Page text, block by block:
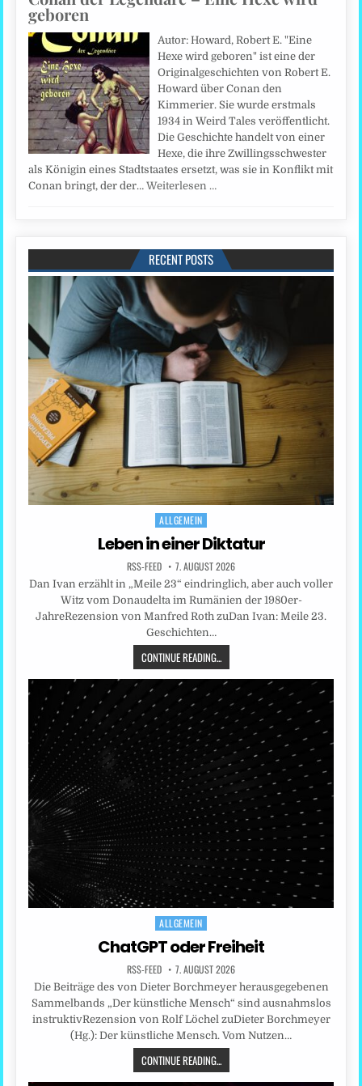
geboren
Autor: Howard, Robert E. "Eine
Hexe wird geboren" ist eine der
Originalgeschichten von Robert E.
Howard über Conan den
Kimmerier. Sie wurde erstmals
1934 in Weird Tales veröffentlicht.
Die Geschichte handelt von einer
Hexe, die ihre Zwillingsschwester
als Königin eines Stadtstaates ersetzt, was sie in Konflikt mit
Conan bringt, der der…Weiterlesen …
RECENT POSTS
Posted
ALLGEMEIN
Leben in einer Diktatur
RSS-FEED 7. AUGUST 2026
Dan Ivan erzählt in „Meile 23“ eindringlich, aber auch voller
Witz vom Donaudelta im Rumänien der 1980er-
JahreRezension von Manfred Roth zuDan Ivan: Meile 23.
Geschichten…
CONTINUE READING...
Posted
in
ALLGEMEIN
ChatGPT oder Freiheit
RSS-FEED 7. AUGUST 2026
Die Beiträge des von Dieter Borchmeyer herausgegebenen
Sammelbands „Der künstliche Mensch“ sind ausnahmslos
instruktivRezension von Rolf Löchel zuDieter Borchmeyer
(Hg.): Der künstliche Mensch. Vom Nutzen…
CONTINUE READING...